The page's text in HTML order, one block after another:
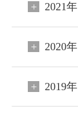
2021年
2020年
2019年